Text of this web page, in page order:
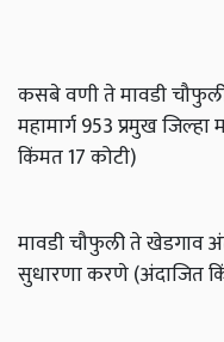
कसबे वणी ते मावडी चौफुली
महामार्ग 953 प्रमुख
किंमत 17 कोटी)
मावडी चौफुली ते खेडगाव
सुधारणा करणे (अंदाजित